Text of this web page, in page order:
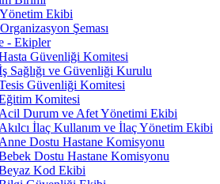
Ekibi
Şeması
- Ekipler
Güvenliği Komitesi
Sağlığı ve Güvenliği Kurulu
Güvenliği Komitesi
Komitesi
Acil Durum ve Afet Yönetimi Ekibi
Akılcı İlaç Kullanım ve İlaç Yönetim Ekibi
Anne Dostu Hastane Komisyonu
Dostu Hastane Komisyonu
Kod Ekibi